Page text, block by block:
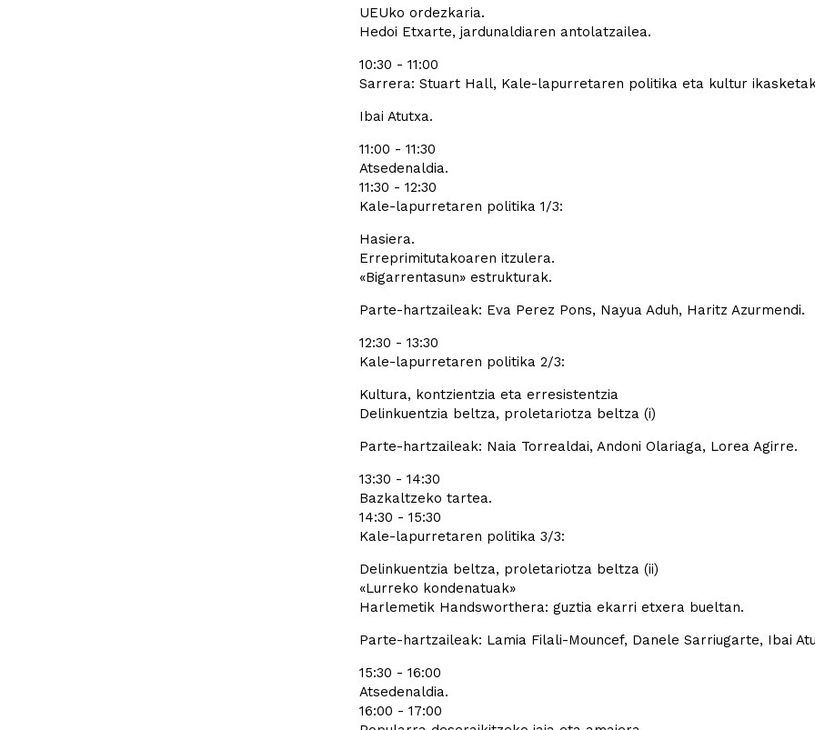
UEUko ordezkaria.
Hedoi Etxarte, jardunaldiaren antolatzailea.
10:30 - 11:00
Sarrera: Stuart Hall, Kale-lapurretaren politika eta kultur
Ibai Atutxa.
11:00 - 11:30
Atsedenaldia.
11:30 - 12:30
Kale-lapurretaren politika 1/3:
Hasiera.
Erreprimitutakoaren itzulera.
«Bigarrentasun» estrukturak.
Parte-hartzaileak: Eva Perez Pons, Nayua Aduh, Haritz Azurmendi.
12:30 - 13:30
Kale-lapurretaren politika 2/3:
Kultura, kontzientzia eta erresistentzia
Delinkuentzia beltza, proletariotza beltza (i)
Parte-hartzaileak: Naia Torrealdai, Andoni Olariaga, Lorea Agirre.
13:30 - 14:30
Bazkaltzeko tartea.
14:30 - 15:30
Kale-lapurretaren politika 3/3:
Delinkuentzia beltza, proletariotza beltza (ii)
«Lurreko kondenatuak»
Harlemetik Handsworthera: guztia ekarri etxera bueltan.
Parte-hartzaileak: Lamia Filali-Mouncef, Danele Sarriugarte, Ibai
15:30 - 16:00
Atsedenaldia.
16:00 - 17:00